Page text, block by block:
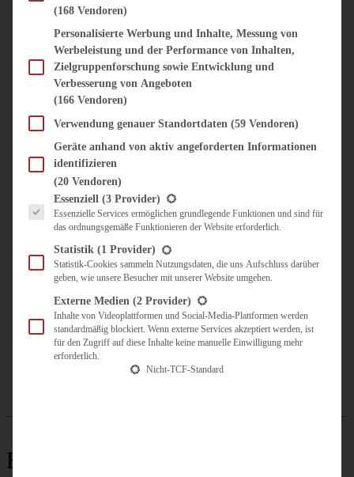
VORSPEISEN
SÜSS & HERZHAFT
BROTAUFSTRICH
DIPS, SAUCEN, CHUTNEYS
KÜCHENGESCHENKE
UNTERWEGS
KULINARISCH UNTERWEGS
ÜBER MICH
ZUSAMMENARBEIT
Englische Muffins
(168 Vendoren)
Personalisierte Werbung und Inhalte, Messung von
Werbeleistung und der Performance von Inhalten,
Zielgruppenforschung sowie Entwicklung und
Verbesserung von Angeboten
(166 Vendoren)
Verwendung genauer Standortdaten (59 Vendoren)
Geräte anhand von aktiv angeforderten Informationen
identifizieren
(20 Vendoren)
Es folgt eine Liste der Service-Gruppen, für die eine Einwilligung erteilt werden
Essenziell (3 Provider)
Essenzielle Services ermöglichen grundlegende Funktionen und sind für
das ordnungsgemäße Funktionieren der Website erforderlich.
Statistik (1 Provider)
Statistik-Cookies sammeln Nutzungsdaten, die uns Aufschluss darüber
geben, wie unsere Besucher mit unserer Website umgehen.
Externe Medien (2 Provider)
Inhalte von Videoplattformen und Social-Media-Plattformen werden
standardmäßig blockiert. Wenn externe Services akzeptiert werden, ist
für den Zugriff auf diese Inhalte keine manuelle Einwilligung mehr
erforderlich.
Nicht-TCF-Standard